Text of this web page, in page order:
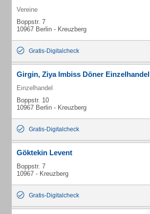
Vereine
Boppstr. 7
10967 Berlin - Kreuzberg
Gratis-Digitalcheck
Girgin, Ziya Imbiss Döner Einzelhandel
Einzelhandel
Boppstr. 10
10967 Berlin - Kreuzberg
Gratis-Digitalcheck
Göktekin Levent
Boppstr. 7
10967 - Kreuzberg
Gratis-Digitalcheck